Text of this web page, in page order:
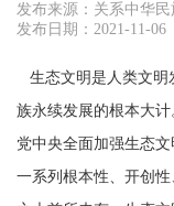
发布来源：关系中华
发布日期：2021-11-06
生态文明是人类文明
族永续发展的根本大
党中央全面加强生态
一系列根本性、开创